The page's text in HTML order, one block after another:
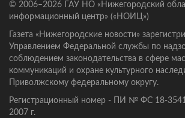
© 2006–2026 ГАУ НО «Нижегородский
информационный центр» («НОИЦ»)
Газета «Нижегородские новости»
Управлением Федеральной службы по
соблюдением законодательства в сфере
коммуникаций и охране культурного
Приволжскому федеральному округу.
Регистрационный номер - ПИ № ФС 18-3541
2007 г.